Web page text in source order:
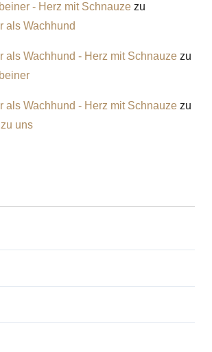
- Herz mit Schnauzezu
als Wachhund
als Wachhund - Herz mit Schnauzezu
als Wachhund - Herz mit Schnauzezu
uns